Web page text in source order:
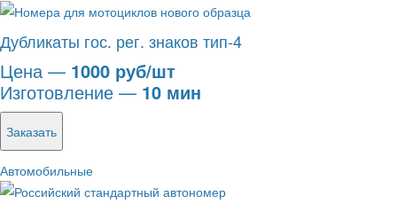
Дубликаты гос. рег. знаков тип-4
Цена — 1000 руб/шт
Изготовление — 10 мин
Заказать
Автомобильные